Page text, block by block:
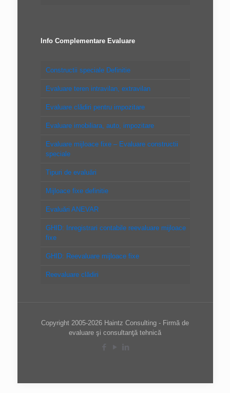
Info Complementare Evaluare
Constructii speciale Definitie
Evaluare teren intravilan, extravilan
Evaluare clădiri pentru impozitare
Evaluare imobiliara, auto, impozitare
Evaluare mijloace fixe – Evaluare constructii
speciale
Tipuri de evaluări
Mijloace fixe definitie
Evaluări ANEVAR
GHID: Inregistrari contabile reevaluare mijloace
fixe
GHID: Reevaluare mijloace fixe
Reevaluare clădiri
Copyright 2005-2026 Haintz Consulting - Firmă de
evaluare şi consultanţă tehnică